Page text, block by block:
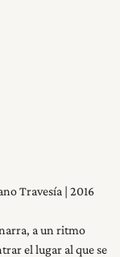
Travesía | 2016
a un ritmo
el lugar al que se